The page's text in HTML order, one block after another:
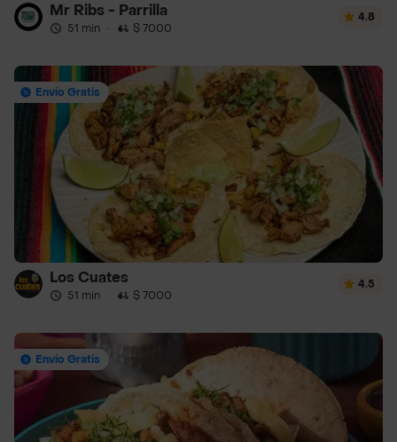
Mr Ribs - Parrilla
51 min · $ 7000
4.8
Envío Gratis
Los Cuates
51 min · $ 7000
4.5
Envío Gratis